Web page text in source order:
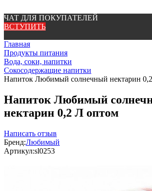
ЧАТ ДЛЯ ПОКУПАТЕЛЕЙ
ВСТУПИТЬ
Главная
Продукты питания
Вода, соки, напитки
Сокосодержащие напитки
Напиток Любимый солнечный нектарин
Напиток Любимый
нектарин 0,2 Л оптом
Написать отзыв
Бренд:Любимый
Артикул:sl0253